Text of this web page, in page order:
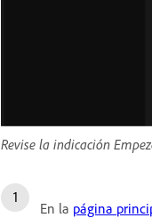
Revise la indicación
En la página